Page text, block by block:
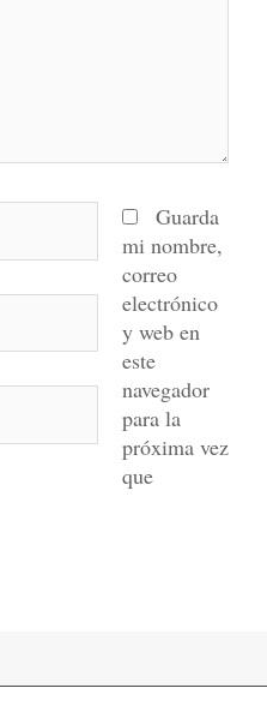
Guarda
mi nombre,
correo
electrónico
y web en
este
navegador
para la
próxima vez
que